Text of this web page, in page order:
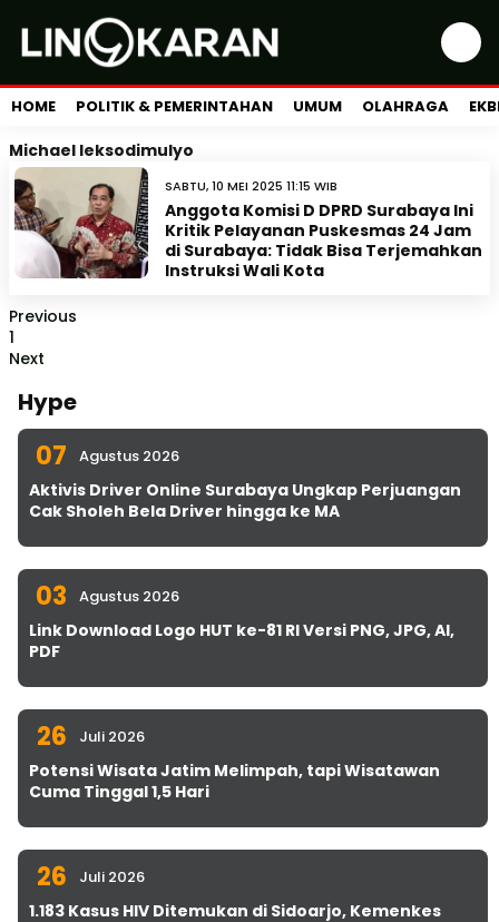
HOME POLITIK & PEMERINTAHAN UMUM OLAHRAGA
Michael leksodimulyo
SABTU, 10 MEI 2025 11:15 WIB
Anggota Komisi D DPRD Surabaya Ini
Kritik Pelayanan Puskesmas 24 Jam
di Surabaya: Tidak Bisa Terjemahkan
Instruksi Wali Kota
Previous
1
Next
Hype
07 Agustus 2026
Aktivis Driver Online Surabaya Ungkap Perjuangan
Cak Sholeh Bela Driver hingga ke MA
03 Agustus 2026
Link Download Logo HUT ke-81 RI Versi PNG, JPG, AI,
PDF
26 Juli 2026
Potensi Wisata Jatim Melimpah, tapi Wisatawan
Cuma Tinggal 1,5 Hari
26 Juli 2026
1.183 Kasus HIV Ditemukan di Sidoarjo, Kemenkes